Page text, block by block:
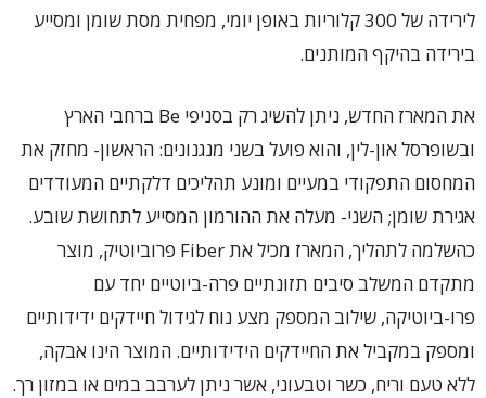
לירידה של 300 קלוריות באופן יומי, מפחית מסת שומן ומסייע
בירידה בהיקף המותנים.
את המארז החדש, ניתן להשיג רק בסניפי Be ברחבי הארץ
ובשופרסל און-לין, והוא פועל בשני מנגנונים: הראשון- מחזק את
המחסום התפקודי במעיים ומונע תהליכים דלקתיים המעודדים
אגירת שומן; השני- מעלה את ההורמון המסייע לתחושת שובע.
כהשלמה לתהליך, המארז מכיל את Fiber פרוביוטיק, מוצר
מתקדם המשלב סיבים תזונתיים פרה-ביוטיים יחד עם
פרו-ביוטיקה, שילוב המספק מצע נוח לגידול חיידקים ידידותיים
ומספק במקביל את החיידקים הידידותיים. המוצר הינו אבקה,
ללא טעם וריח, כשר וטבעוני, אשר ניתן לערבב במים או במזון רך.